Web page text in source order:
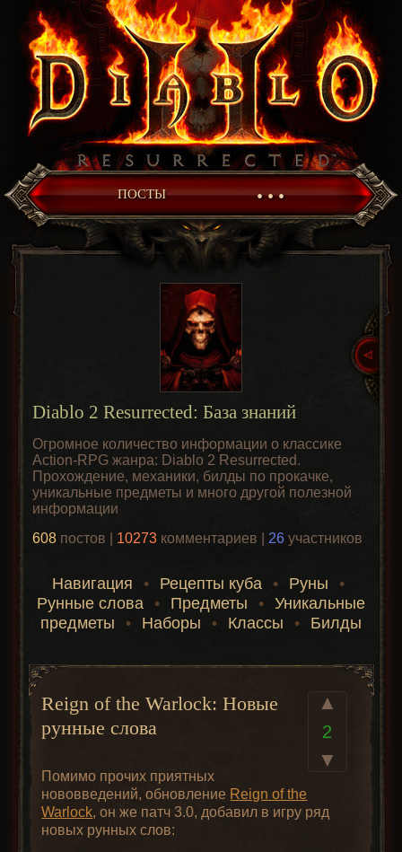
ПОСТЫ • • •
Diablo 2 Resurrected: База знаний
Огромное количество информации о классике
Action-RPG жанра: Diablo 2 Resurrected.
Прохождение, механики, билды по прокачке,
уникальные предметы и много другой полезной
информации
608 постов | 10273 комментариев | 26 участников
Навигация • Рецепты куба • Руны
•
Рунные слова
• Предметы • Уникальные
предметы
• Наборы • Классы • Билды
▲
2
▼
Reign of the Warlock: Новые
рунные слова
Помимо прочих приятных
нововведений, обновление Reign of the
Warlock, он же патч 3.0, добавил в игру ряд
новых рунных слов: